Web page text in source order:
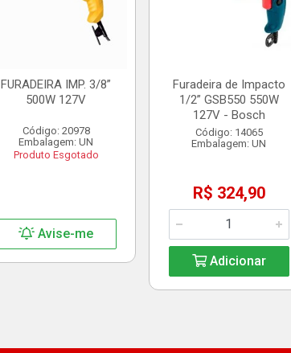
FURADEIRA IMP. 3/8”
500W 127V
Código: 20978
Embalagem: UN
Produto Esgotado
Avise-me
Furadeira de Impacto
1/2” GSB550 550W
127V - Bosch
Código: 14065
Embalagem: UN
R$ 324,90
Adicionar